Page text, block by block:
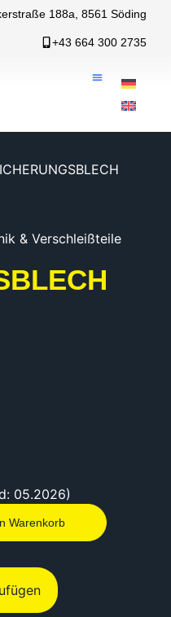
+43 664 300 2735
188a, 8561 Söding
& Verschleißteile
05.2026)
Warenkorb